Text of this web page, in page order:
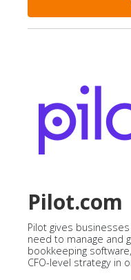
Pilot.com
Pilot gives
need to manage and
bookkeeping
CFO-level strategy in